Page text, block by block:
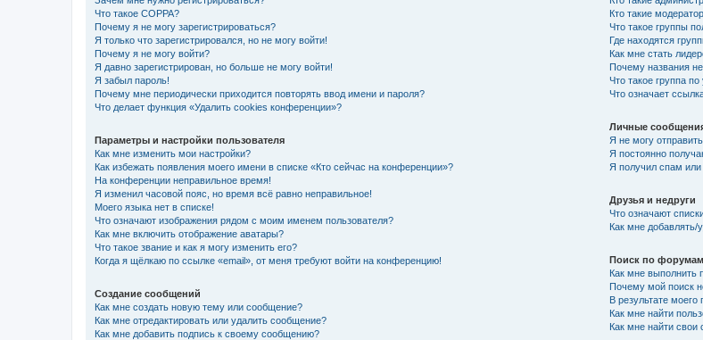
Что такое COPPA?
Почему я не могу зарегистрироваться?
Я только что зарегистрировался, но не могу войти!
Почему я не могу войти?
Я давно зарегистрирован, но больше не могу войти!
Я забыл пароль!
Почему мне периодически приходится повторять ввод имени и пароля?
Что делает функция «Удалить cookies конференции»?
Параметры и настройки пользователя
Как мне изменить мои настройки?
Как избежать появления моего имени в списке «Кто сейчас на конференции»?
На конференции неправильное время!
Я изменил часовой пояс, но время всё равно неправильное!
Моего языка нет в списке!
Что означают изображения рядом с моим именем пользователя?
Как мне включить отображение аватары?
Что такое звание и как я могу изменить его?
Когда я щёлкаю по ссылке «email», от меня требуют войти на конференцию!
Создание сообщений
Как мне создать новую тему или сообщение?
Как мне отредактировать или удалить сообщение?
Как мне добавить подпись к своему сообщению?
Кто такие
Что такое группы
Где находятся
Как мне стать
Почему названия
Что такое группа
Что означает
Личные
Я не могу
Я постоянно
Я получил спам или
Друзья и недруги
Что означают
Как мне добавлять/
Поиск по форумам
Как мне
Почему мой поиск
В результате моего
Как мне найти
Как мне найти